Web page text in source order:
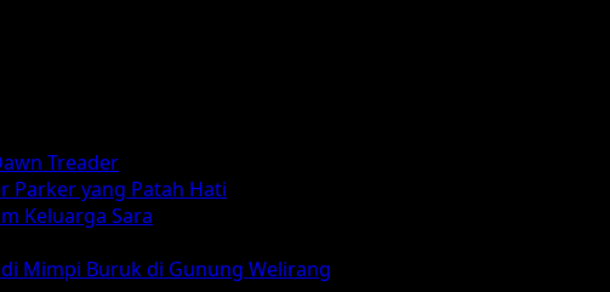
Treader
Parker yang Patah Hati
Keluarga Sara
Mimpi Buruk di Gunung Welirang